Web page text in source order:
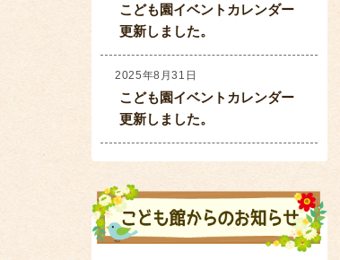
こども園イベントカレンダー
更新しました。
2025年8月31日
こども園イベントカレンダー
更新しました。